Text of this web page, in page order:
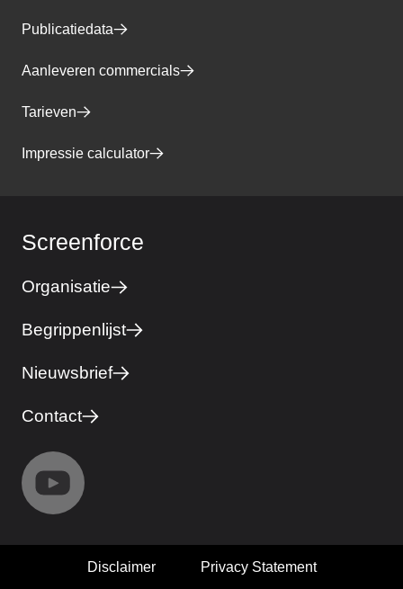
Publicatiedata
Aanleveren commercials
Tarieven
Impressie calculator
Screenforce
Organisatie
Begrippenlijst
Nieuwsbrief
Contact
Disclaimer Privacy Statement